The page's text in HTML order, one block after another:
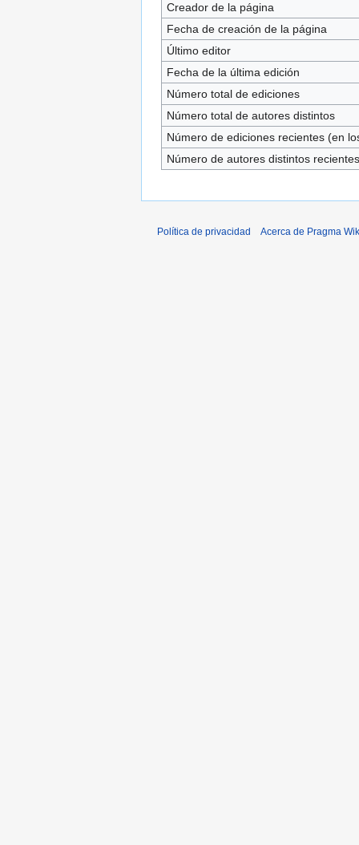
Creador de la página
Fecha de creación de la página
Último editor
Fecha de la última edición
Número total de ediciones
Número total de autores distintos
Número de ediciones recientes (en
Número de autores distintos recientes
Política de privacidad Acerca de Pragma